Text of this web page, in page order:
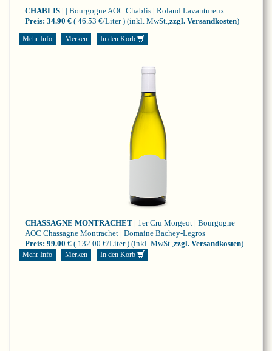
CHABLIS | | Bourgogne AOC Chablis | Roland Lavantureux
Preis: 34.90 € ( 46.53 €/Liter ) (inkl. MwSt., zzgl. Versandkosten)
Mehr Info Merken In den Korb
CHASSAGNE MONTRACHET | 1er Cru Morgeot | Bourgogne
AOC Chassagne Montrachet | Domaine Bachey-Legros
Preis: 99.00 € ( 132.00 €/Liter ) (inkl. MwSt., zzgl. Versandkosten)
Mehr Info Merken In den Korb